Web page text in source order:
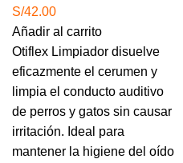
S/42.00
Añadir al carrito
Otiflex Limpiador disuelve
eficazmente el cerumen y
limpia el conducto auditivo
de perros y gatos sin causar
irritación. Ideal para
mantener la higiene del oído